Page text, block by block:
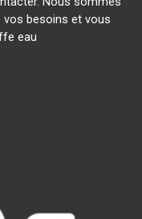
besoins et vous
eau